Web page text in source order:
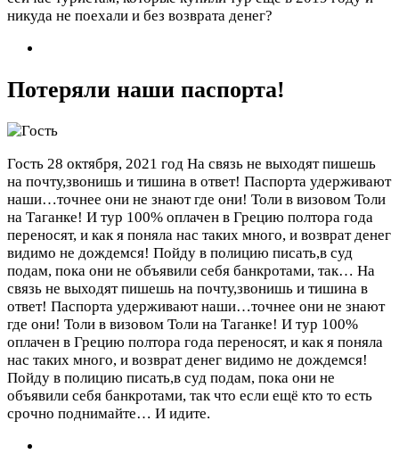
никуда не поехали и без возврата денег?
Потеряли наши паспорта!
Гость 28 октября, 2021 год На связь не выходят пишешь
на почту,звонишь и тишина в ответ! Паспорта удерживают
наши…точнее они не знают где они! Толи в визовом Толи
на Таганке! И тур 100% оплачен в Грецию полтора года
переносят, и как я поняла нас таких много, и возврат денег
видимо не дождемся! Пойду в полицию писать,в суд
подам, пока они не объявили себя банкротами, так… На
связь не выходят пишешь на почту,звонишь и тишина в
ответ! Паспорта удерживают наши…точнее они не знают
где они! Толи в визовом Толи на Таганке! И тур 100%
оплачен в Грецию полтора года переносят, и как я поняла
нас таких много, и возврат денег видимо не дождемся!
Пойду в полицию писать,в суд подам, пока они не
объявили себя банкротами, так что если ещё кто то есть
срочно поднимайте… И идите.